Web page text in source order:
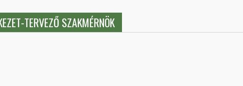
TERVEZŐ SZAKMÉRNÖK